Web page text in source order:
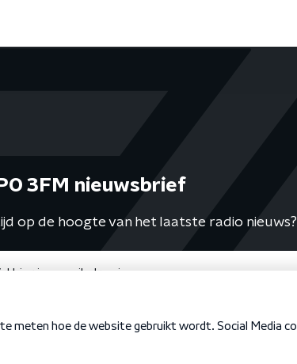
3FM nieuwsbrief
op de hoogte van het laatste radio nieuws?